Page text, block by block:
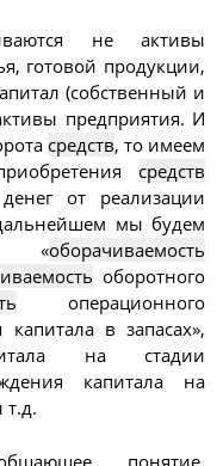
не активы
готовой продукции,
(собственный и
предприятия. И
средств, то имеем
средств
от реализации
мы будем
«оборачиваемость
оборотного
операционного
в запасах»,
на стадии
капитала на
т.д.
понятие,